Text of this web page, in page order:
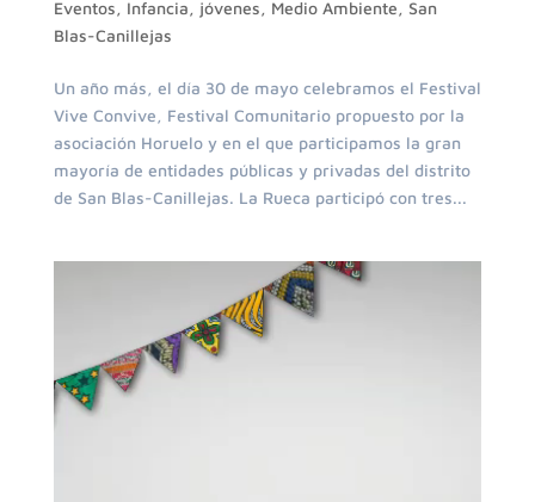
Eventos, Infancia, jóvenes, Medio Ambiente, San
Blas-Canillejas
Un año más, el día 30 de mayo celebramos el Festival
Vive Convive, Festival Comunitario propuesto por la
asociación Horuelo y en el que participamos la gran
mayoría de entidades públicas y privadas del distrito
de San Blas-Canillejas. La Rueca participó con tres...